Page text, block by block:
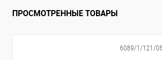
ПРОСМОТРЕННЫЕ ТОВАРЫ
6089/1/121/06